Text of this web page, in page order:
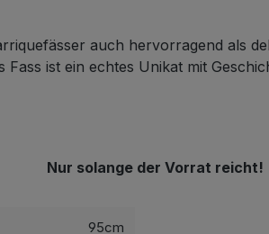
auch hervorragend als
ist ein echtes Unikat mit
Nur solange der Vorrat reicht!
95cm